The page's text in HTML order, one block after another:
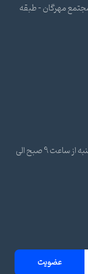
مهرگان - طبقه
ساعات پاسخ گویی تلفنی و پشتیبانی شنبه تا چهارشنبه از ساعت 9 صبح الی
عضویت